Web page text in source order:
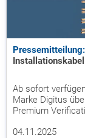
Pressemitteilung:
Ab sofort
Marke Digitus
Premium
04.11.2025